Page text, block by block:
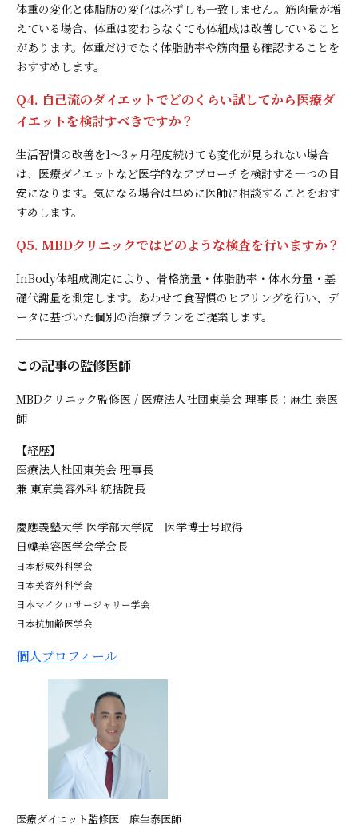
体重の変化と体脂肪の変化は必ずしも一致しません。筋肉量が増
えている場合、体重は変わらなくても体組成は改善していること
があります。体重だけでなく体脂肪率や筋肉量も確認することを
おすすめします。
Q4. 自己流のダイエットでどのくらい試してから医療ダ
イエットを検討すべきですか？
生活習慣の改善を1〜3ヶ月程度続けても変化が見られない場合
は、医療ダイエットなど医学的なアプローチを検討する一つの目
安になります。気になる場合は早めに医師に相談することをおす
すめします。
Q5. MBDクリニックではどのような検査を行いますか？
InBody体組成測定により、骨格筋量・体脂肪率・体水分量・基
礎代謝量を測定します。あわせて食習慣のヒアリングを行い、デ
ータに基づいた個別の治療プランをご提案します。
この記事の監修医師
MBDクリニック監修医 / 医療法人社団東美会 理事長：麻生 泰医
師
【経歴】
医療法人社団東美会 理事長
兼 東京美容外科 統括院長
慶應義塾大学 医学部大学院 医学博士号取得
日韓美容医学会学会長
日本形成外科学会
日本美容外科学会
日本マイクロサージャリー学会
日本抗加齢医学会
個人プロフィール
医療ダイエット監修医 麻生泰医師